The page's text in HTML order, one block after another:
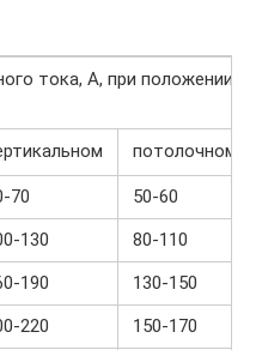
тока, А, при положении
потолочном
70
50-60
130
80-110
190
130-150
220 150-170